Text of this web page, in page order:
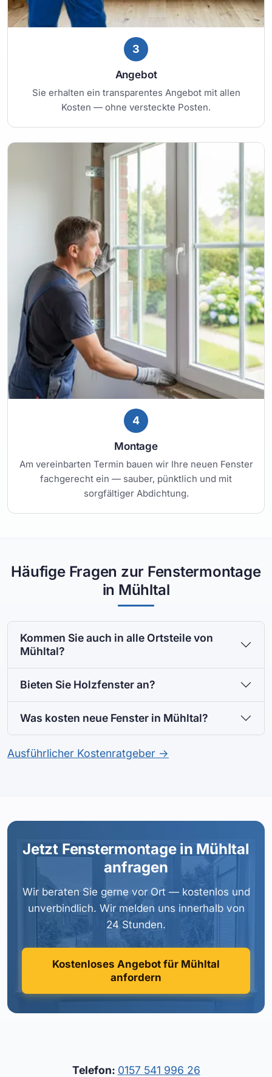
3
Angebot
Sie erhalten ein transparentes Angebot mit allen
Kosten — ohne versteckte Posten.
4
Montage
Am vereinbarten Termin bauen wir Ihre neuen Fenster
fachgerecht ein — sauber, pünktlich und mit
sorgfältiger Abdichtung.
Häufige Fragen zur Fenstermontage
in Mühltal
Kommen Sie auch in alle Ortsteile von
Mühltal?
Bieten Sie Holzfenster an?
Was kosten neue Fenster in Mühltal?
Ausführlicher Kostenratgeber →
Jetzt Fenstermontage in Mühltal
anfragen
Wir beraten Sie gerne vor Ort — kostenlos und
unverbindlich. Wir melden uns innerhalb von
24 Stunden.
Kostenloses Angebot für Mühltal
anfordern
Telefon: 0157 541 996 26